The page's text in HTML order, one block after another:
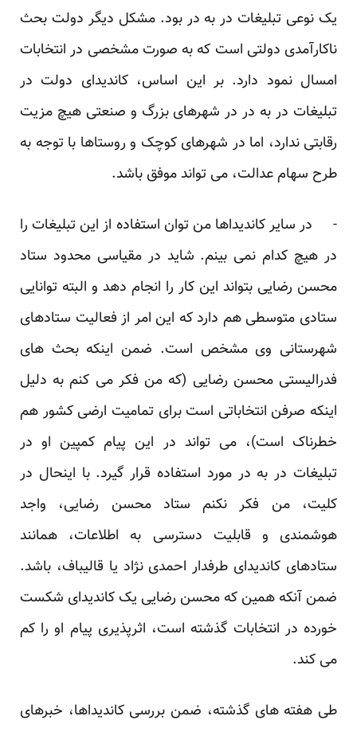
یک نوعی تبلیغات در به در بود. مشکل دیگر دولت بحث
ناکارآمدی دولتی است که به صورت مشخصی در انتخابات
امسال نمود دارد. بر این اساس، کاندیدای دولت در
تبلیغات در به در در شهرهای بزرگ و صنعتی هیچ مزیت
رقابتی ندارد، اما در شهرهای کوچک و روستاها با توجه به
طرح سهام عدالت، می تواند موفق باشد.
- در سایر کاندیداها من توان استفاده از این تبلیغات را
در هیچ کدام نمی بینم. شاید در مقیاسی محدود ستاد
محسن رضایی بتواند این کار را انجام دهد و البته توانایی
ستادی متوسطی هم دارد که این امر از فعالیت ستادهای
شهرستانی وی مشخص است. ضمن اینکه بحث های
فدرالیستی محسن رضایی (که من فکر می کنم به دلیل
اینکه صرفن انتخاباتی است برای تمامیت ارضی کشور هم
خطرناک است)، می تواند در این پیام کمپین او در
تبلیغات در به در مورد استفاده قرار گیرد. با اینحال در
کلیت، من فکر نکنم ستاد محسن رضایی، واجد
هوشمندی و قابلیت دسترسی به اطلاعات، همانند
ستادهای کاندیدای طرفدار احمدی نژاد یا قالیباف، باشد.
ضمن آنکه همین که محسن رضایی یک کاندیدای شکست
خورده در انتخابات گذشته است، اثرپذیری پیام او را کم
می کند.
طی هفته های گذشته، ضمن بررسی کاندیداها، خبرهای